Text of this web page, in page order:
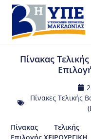
Πίνακας
Πίνακες Τελικής
Πίνακας